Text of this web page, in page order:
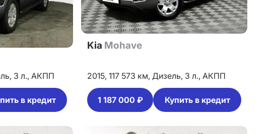
3 л., АКПП
в кредит
Kia Mohave
2015, 117 573 км, Дизель, 3 л., АКПП
1 187 000 ₽ Купить в кредит